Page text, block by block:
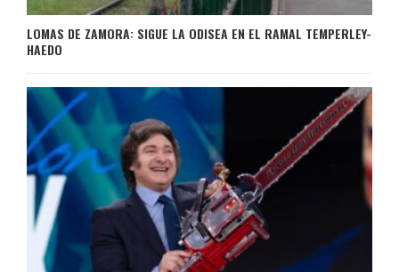
LOMAS DE ZAMORA: SIGUE LA ODISEA EN EL RAMAL TEMPERLEY-
HAEDO